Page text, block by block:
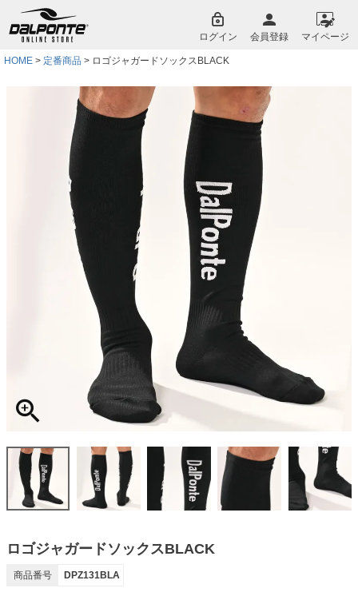
ログイン 会員登録 マイページ
HOME 定番商品 ロゴジャガードソックスBLACK
ロゴジャガードソックスBLACK
商品番号 DPZ131BLA
ジト
ップ